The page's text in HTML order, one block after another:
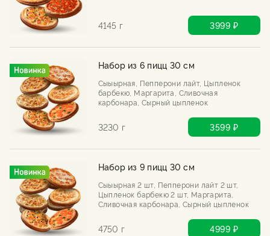
4145 г 3999 ₽
Набор из 6 пицц 30 см
Сыыырная, Пепперони лайт, Цыпленок
барбекю, Маргарита, Сливочная
карбонара, Сырный цыпленок
3230 г 3599 ₽
Набор из 9 пицц 30 см
Сыыырная 2 шт, Пепперони лайт 2 шт,
Цыпленок барбекю 2 шт, Маргарита,
Сливочная карбонара, Сырный цыпленок
4750 г 4999 ₽